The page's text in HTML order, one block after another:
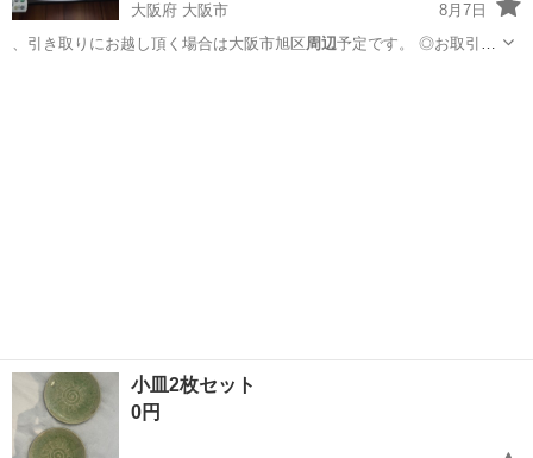
大阪府 大阪市
8月7日
、引き取りにお越し頂く場合は大阪市旭区周辺予定です。 ◎お取引き
小皿2枚セット
0円